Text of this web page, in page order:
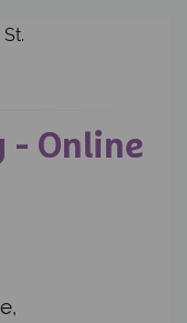
- Online